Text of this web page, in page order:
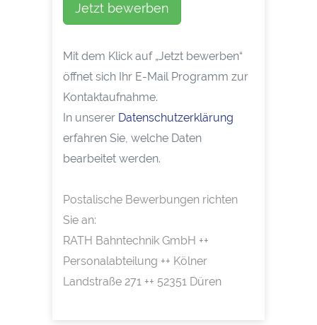
Jetzt bewerben
Mit dem Klick auf „Jetzt bewerben“
öffnet sich Ihr E-Mail Programm zur
Kontaktaufnahme.
In unserer Datenschutzerklärung
erfahren Sie, welche Daten
bearbeitet werden.
Postalische Bewerbungen richten
Sie an:
RATH Bahntechnik GmbH ++
Personalabteilung ++ Kölner
Landstraße 271 ++ 52351 Düren